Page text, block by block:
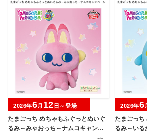
たまごっち めちゃもふぐっとぬいぐ
るみ～みゃおっち～ナムコキャンペ
2026年6月 12 日～登場
たまごっち
るみ～いる
2026年6